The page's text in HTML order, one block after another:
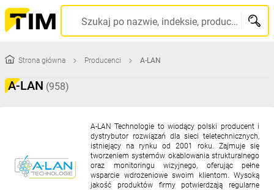
TIM
SA
-
produkty
w
Szukaj po nazwie, indeksie, producencie, kodzie kreskowym...
Strona główna Producenci A-LAN
A-LAN (958)
A-LAN Technologie to wiodący polski producent i
dystrybutor rozwiązań dla sieci teletechnicznych,
istniejący na rynku od 2001 roku. Zajmuje się
tworzeniem systemów okablowania strukturalnego
oraz monitoringu wizyjnego, oferując pełne
wsparcie wdrożeniowe swoim klientom. Wysoką
jakość produktów firmy potwierdzają regularne